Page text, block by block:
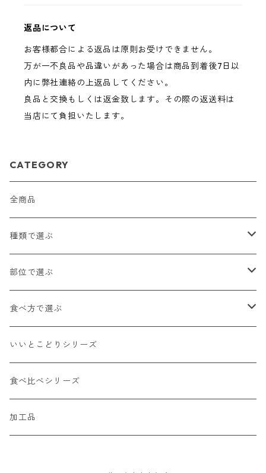
返品について
お客様都合による返品は原則お受けできません。
万が一不良品や品違いがあった場合は商品到着後7日以
内に弊社連絡の上返品してください。
良品と交換もしくは返金致します。その際の返送料は
当店にて負担いたします。
CATEGORY
全商品
種類で選ぶ
国産牛（乳用種）
四季彩牛（国産交雑種）
内臓（国産牛）
その他
部位で選ぶ
ロース
肩ロース
カタ
バラ
食べ方で選ぶ
ステーキ
しゃぶしゃぶ
すき焼き
いいとこどりシリーズ
食べ比べシリーズ
加工品